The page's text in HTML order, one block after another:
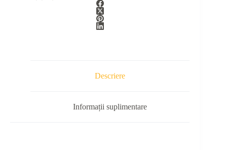
Descriere
Informații suplimentare